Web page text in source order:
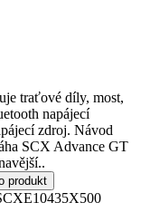
traťové díly, most,
napájecí
zdroj. Návod
SCX Advance GT
produkt